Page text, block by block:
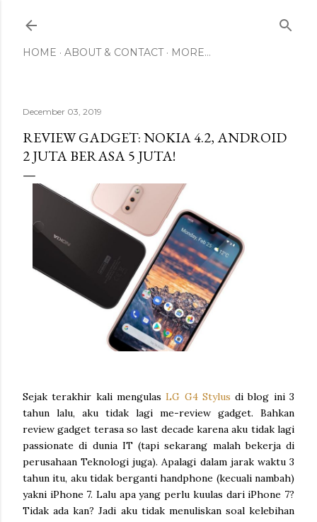
HOME ABOUT & CONTACT MORE…
December 03, 2019
REVIEW GADGET: NOKIA 4.2, ANDROID
2 JUTA BERASA 5 JUTA!
Sejak terakhir kali mengulasLG G4 Stylus di blog ini 3
tahun lalu, aku tidak lagi me-review gadget. Bahkan
review gadget terasa so last decade karena aku tidak lagi
passionate di dunia IT (tapi sekarang malah bekerja di
perusahaan Teknologi juga). Apalagi dalam jarak waktu 3
tahun itu, aku tidak berganti handphone (kecuali nambah)
yakni iPhone 7. Lalu apa yang perlu kuulas dari iPhone 7?
Tidak ada kan? Jadi aku tidak menuliskan soal kelebihan